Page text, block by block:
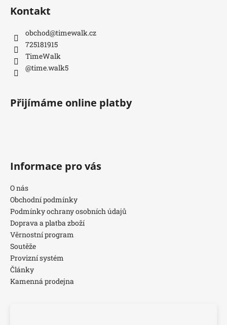
Kontakt
obchod@timewalk.cz
725181915
TimeWalk
@time.walk5
Přijímáme online platby
Informace pro vás
O nás
Obchodní podmínky
Podmínky ochrany osobních údajů
Doprava a platba zboží
Věrnostní program
Soutěže
Provizní systém
Články
Kamenná prodejna